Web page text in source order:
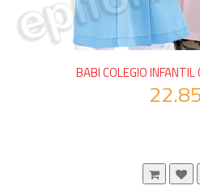
BABI COLEGIO